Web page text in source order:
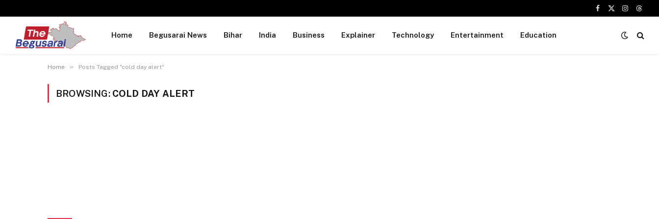
Facebook
X
Instagram
Home Begusarai News Bihar India Business Explainer Technology Entertainment Education
Home » Posts Tagged "cold day alert"
BROWSING: COLD DAY ALERT